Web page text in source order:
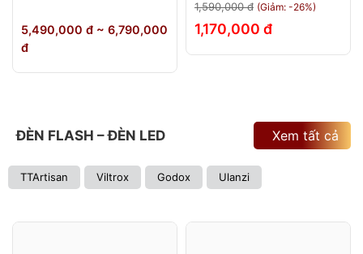
Tháng
5,490,000 đ ~ 6,790,000
đ
Hành 12 Tháng 1 Đổi 1
1,590,000 đ (Giảm: -26%)
1,170,000 đ
ĐÈN FLASH – ĐÈN LED
TTArtisan Viltrox Godox Ulanzi
Xem tất cả